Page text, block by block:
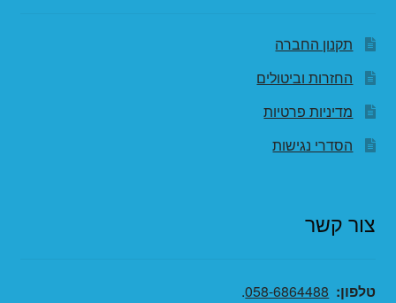
תקנון החברה
החזרות וביטולים
מדיניות פרטיות
הסדרי נגישות
צור קשר
טלפון: 058-6864488
.